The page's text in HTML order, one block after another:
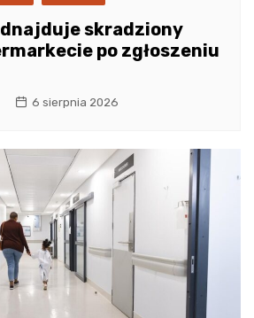
skradziony
po zgłoszeniu
6 sierpnia 2026